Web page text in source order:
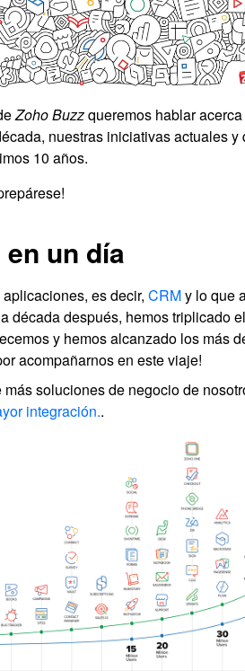
Zoho Buzzqueremos hablar
nuestras iniciativas actuales y
10 años.
un día
es decir, CRMy lo que
década después, hemos triplicado el
y hemos alcanzado los más
acompañarnos en este viaje!
soluciones de negocio de
integración..